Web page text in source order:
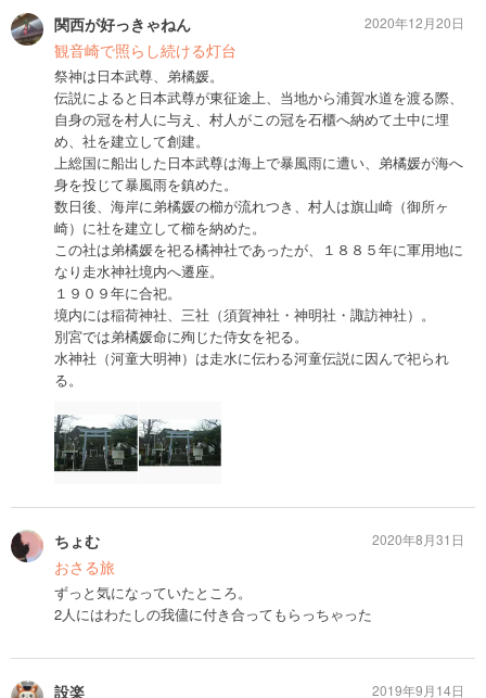
関西が好っきゃねん
観音崎で照らし続ける灯台
祭神は日本武尊、弟橘媛。
伝説によると日本武尊が東征途上、当地から浦賀水道を渡る際、
自身の冠を村人に与え、村人がこの冠を石櫃へ納めて土中に埋
め、社を建立して創建。
上総国に船出した日本武尊は海上で暴風雨に遭い、弟橘媛が海へ
身を投じて暴風雨を鎮めた。
数日後、海岸に弟橘媛の櫛が流れつき、村人は旗山崎（御所ヶ
崎）に社を建立して櫛を納めた。
この社は弟橘媛を祀る橘神社であったが、１８８５年に軍用地に
なり走水神社境内へ遷座。
１９０９年に合祀。
境内には稲荷神社、三社（須賀神社・神明社・諏訪神社）。
別宮では弟橘媛命に殉じた侍女を祀る。
水神社（河童大明神）は走水に伝わる河童伝説に因んで祀られ
る。
2020年12月20日
ちょむ
おさる旅
ずっと気になっていたところ。
2人にはわたしの我儘に付き合ってもらっちゃった
2020年8月31日
設楽
2019年9月14日